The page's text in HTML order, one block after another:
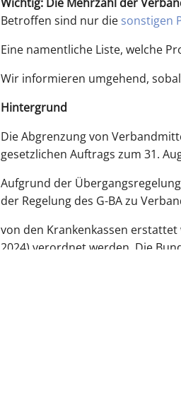
Betroffen sind nur die sonstigen
Eine namentliche Liste, welche
Wir informieren umgehend,
Hintergrund
Die Abgrenzung von
gesetzlichen Auftrags zum 31.
Aufgrund der
der Regelung des G-BA zu
von den Krankenkassen
2024) verordnet werden. Die